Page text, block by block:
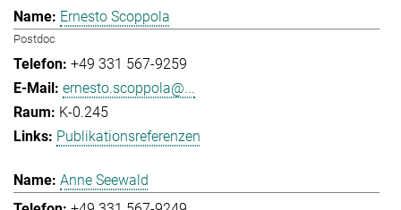
Ernesto Scoppola
Postdoc
+49 331 567-9259
ernesto.scoppola@...
K-0.245
Publikationsreferenzen
Anne Seewald